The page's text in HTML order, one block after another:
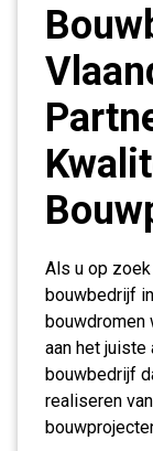
Als u op
bouwbedrijf
bouwdromen
aan het juiste
bouwbedrijf
realiseren